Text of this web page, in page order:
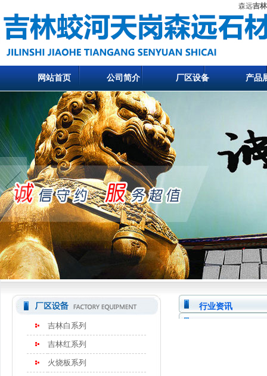
森远吉
网站首页 公司简介 厂区设备 产品
吉林白系列
吉林红系列
火烧板系列
行业资讯